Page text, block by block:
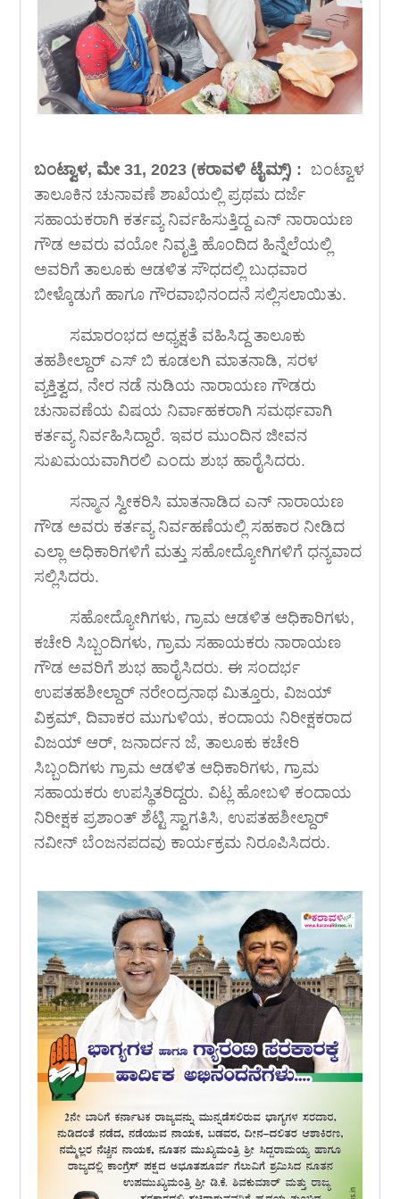
ಬಂಟ್ವಾಳ, ಮೇ 31, 2023 (ಕರಾವಳಿ ಟೈಮ್ಸ್) : ಬಂಟ್ವಾಳ
ತಾಲೂಕಿನ ಚುನಾವಣೆ ಶಾಖೆಯಲ್ಲಿ ಪ್ರಥಮ ದರ್ಜೆ
ಸಹಾಯಕರಾಗಿ ಕರ್ತವ್ಯ ನಿರ್ವಹಿಸುತ್ತಿದ್ದ ಎನ್ ನಾರಾಯಣ
ಗೌಡ ಅವರು ವಯೋ ನಿವೃತ್ತಿ ಹೊಂದಿದ ಹಿನ್ನೆಲೆಯಲ್ಲಿ
ಅವರಿಗೆ ತಾಲೂಕು ಆಡಳಿತ ಸೌಧದಲ್ಲಿ ಬುಧವಾರ
ಬೀಳ್ಕೊಡುಗೆ ಹಾಗೂ ಗೌರವಾಭಿನಂದನೆ ಸಲ್ಲಿಸಲಾಯಿತು.
ಸಮಾರಂಭದ ಅಧ್ಯಕ್ಷತೆ ವಹಿಸಿದ್ದ ತಾಲೂಕು
ತಹಶೀಲ್ದಾರ್ ಎಸ್ ಬಿ ಕೂಡಲಗಿ ಮಾತನಾಡಿ, ಸರಳ
ವ್ಯಕ್ತಿತ್ವದ, ನೇರ ನಡೆ ನುಡಿಯ ನಾರಾಯಣ ಗೌಡರು
ಚುನಾವಣೆಯ ವಿಷಯ ನಿರ್ವಾಹಕರಾಗಿ ಸಮರ್ಥವಾಗಿ
ಕರ್ತವ್ಯ ನಿರ್ವಹಿಸಿದ್ದಾರೆ. ಇವರ ಮುಂದಿನ ಜೀವನ
ಸುಖಮಯವಾಗಿರಲಿ ಎಂದು ಶುಭ ಹಾರೈಸಿದರು.
ಸನ್ಮಾನ ಸ್ವೀಕರಿಸಿ ಮಾತನಾಡಿದ ಎನ್ ನಾರಾಯಣ
ಗೌಡ ಅವರು ಕರ್ತವ್ಯ ನಿರ್ವಹಣೆಯಲ್ಲಿ ಸಹಕಾರ ನೀಡಿದ
ಎಲ್ಲಾ ಅಧಿಕಾರಿಗಳಿಗೆ ಮತ್ತು ಸಹೋದ್ಯೋಗಿಗಳಿಗೆ ಧನ್ಯವಾದ
ಸಲ್ಲಿಸಿದರು.
ಸಹೋದ್ಯೋಗಿಗಳು, ಗ್ರಾಮ ಆಡಳಿತ ಆಧಿಕಾರಿಗಳು,
ಕಚೇರಿ ಸಿಬ್ಬಂದಿಗಳು, ಗ್ರಾಮ ಸಹಾಯಕರು ನಾರಾಯಣ
ಗೌಡ ಅವರಿಗೆ ಶುಭ ಹಾರೈಸಿದರು. ಈ ಸಂದರ್ಭ
ಉಪತಹಶೀಲ್ದಾರ್ ನರೇಂದ್ರನಾಥ ಮಿತ್ತೂರು, ವಿಜಯ್
ವಿಕ್ರಮ್, ದಿವಾಕರ ಮುಗುಳಿಯ, ಕಂದಾಯ ನಿರೀಕ್ಷಕರಾದ
ವಿಜಯ್ ಆರ್, ಜನಾರ್ದನ ಜೆ, ತಾಲೂಕು ಕಚೇರಿ
ಸಿಬ್ಬಂದಿಗಳು ಗ್ರಾಮ ಆಡಳಿತ ಆಧಿಕಾರಿಗಳು, ಗ್ರಾಮ
ಸಹಾಯಕರು ಉಪಸ್ಥಿತರಿದ್ದರು. ವಿಟ್ಲ ಹೋಬಳಿ ಕಂದಾಯ
ನಿರೀಕ್ಷಕ ಪ್ರಶಾಂತ್ ಶೆಟ್ಟಿ ಸ್ವಾಗತಿಸಿ, ಉಪತಹಶೀಲ್ದಾರ್
ನವೀನ್ ಬೆಂಜನಪದವು ಕಾರ್ಯಕ್ರಮ ನಿರೂಪಿಸಿದರು.